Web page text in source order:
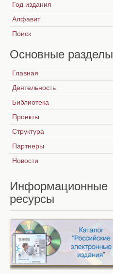
Год издания
Алфавит
Поиск
Основные разделы
Главная
Деятельность
Библиотека
Проекты
Структура
Партнеры
Новости
Информационные
ресурсы